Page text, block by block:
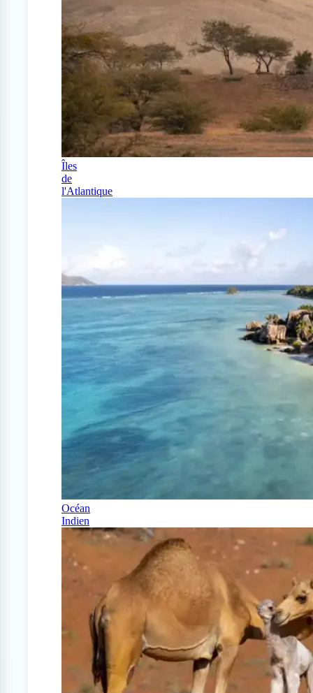
Îles
de
l'Atlantique
Océan
Indien